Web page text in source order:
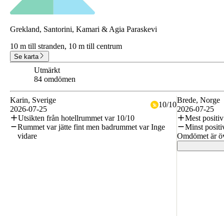
Grekland, Santorini, Kamari & Agia Paraskevi
10 m till stranden, 10 m till centrum
Se karta
Utmärkt
84 omdömen
Karin, Sverige
2026-07-25
10/10
Utsikten från hotellrummet var 10/10
Rummet var jätte fint men badrummet var Inge
vidare
Brede, Norge
2026-07-25
Mest
Minst
Omdömet är